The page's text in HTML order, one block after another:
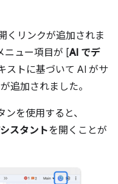
くリンクが追加されま
ニュー項目が [AI でデ
ストに基づいて AI がサ
追加されました。
を使用すると、
スタントを開くことが